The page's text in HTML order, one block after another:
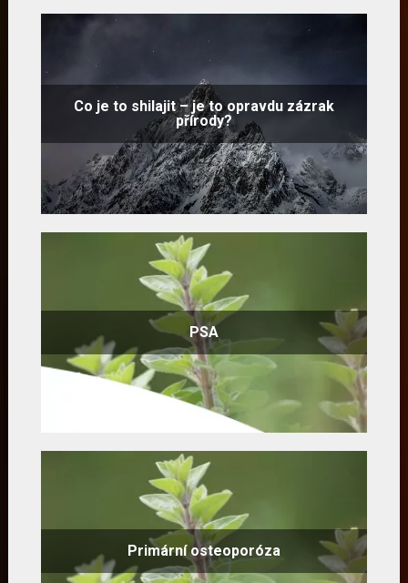
Co je to shilajit – je to opravdu zázrak
přírody?
PSA
Primární osteoporóza